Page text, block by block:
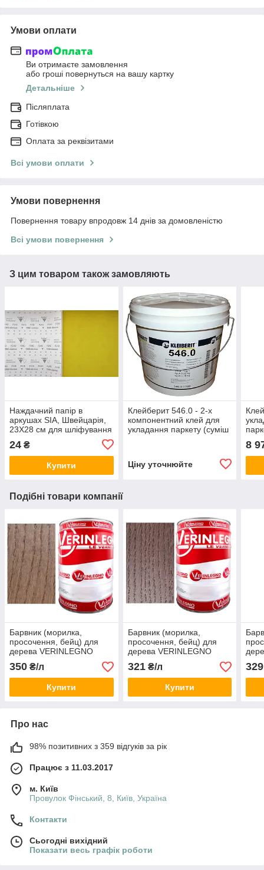
Умови оплати
Ви отримаєте замовлення
або гроші повернуться на вашу картку
Детальніше
Післяплата
Готівкою
Оплата за реквізитами
Всі умови оплати
Умови повернення
Повернення товару впродовж 14 днів за домовленістю
Всі умови повернення
З цим товаром також замовляють
Наждачний папір в
аркушах SIA, Швейцарія,
23Х28 см для шліфування
лакофарбових покриттів.
Зерно: Р240
24 ₴
Купити
Клейберит 546.0 - 2-х
компонентний клей для
укладання паркету (суміш
Ціну уточнюйте
8
Подібні товари компанії
Барвник (морилка,
просочення, бейц) для
дерева VERINLEGNO
ST.99.009, тара: 1л
350 ₴/л
Купити
Барвник (морилка,
просочення, бейц) для
дерева VERINLEGNO
ST.99.018, тара: 1л
321₴/л
Купити
329
Про нас
98% позитивних з 359 відгуків за рік
Працює з 11.03.2017
м. Київ
Провулок Фінський, 8, Київ, Україна
Контакти
Сьогодні вихідний
Показати весь графік роботи